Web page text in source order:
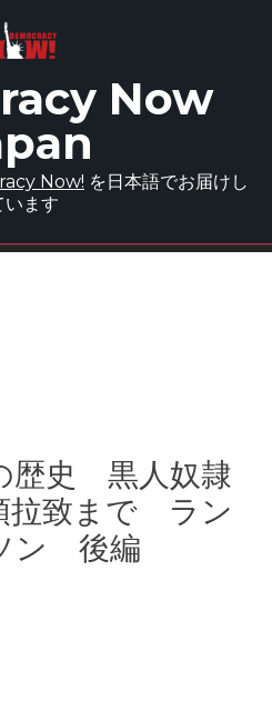
Now
Now! を日本語でお届けし
います
歴史 黒人奴隷
拉致まで ラン
ン 後編